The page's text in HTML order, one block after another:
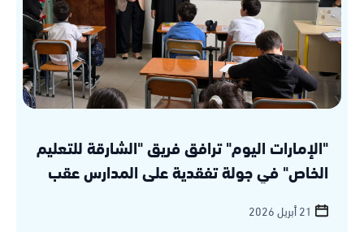
"الإمارات اليوم" ترافق فريق "الشارقة للتعليم
الخاص" في جولة تفقدية على المدارس عقب
21 أبريل 2026